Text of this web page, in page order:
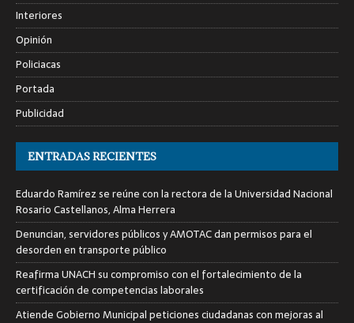
Interiores
Opinión
Policiacas
Portada
Publicidad
ENTRADAS RECIENTES
Eduardo Ramírez se reúne con la rectora de la Universidad Nacional
Rosario Castellanos, Alma Herrera
Denuncian, servidores públicos y AMOTAC dan permisos para el
desorden en transporte público
Reafirma UNACH su compromiso con el fortalecimiento de la
certificación de competencias laborales
Atiende Gobierno Municipal peticiones ciudadanas con mejoras al